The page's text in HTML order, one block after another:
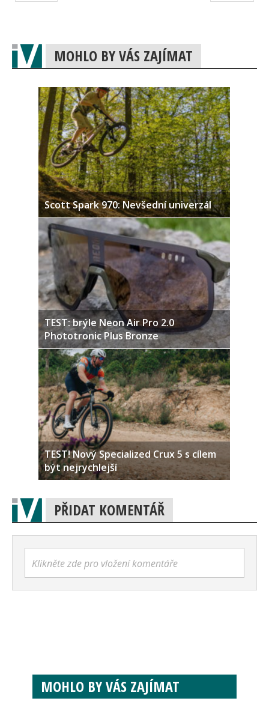
MOHLO BY VÁS ZAJÍMAT
Scott Spark 970: Nevšední univerzál
TEST: brýle Neon Air Pro 2.0
Phototronic Plus Bronze
TEST! Nový Specialized Crux 5 s cílem
být nejrychlejší
PŘIDAT KOMENTÁŘ
Klikněte zde pro vložení komentáře
MOHLO BY VÁS ZAJÍMAT